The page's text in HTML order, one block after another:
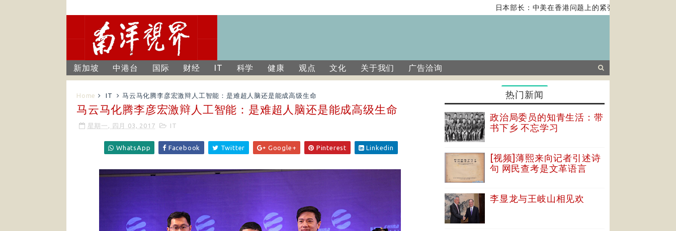
日本部长：中美在香港问题上的紧张关系对全球经济构成风险
新加坡 中港台 国际 财经 IT 科学 健康 观点 文化 关于我们 广告洽询
Home IT 马云马化腾李彦宏激辩人工智能：是难超人脑还是能成高级生命
马云马化腾李彦宏激辩人工智能：是难超人脑还是能成高级生命
星期一, 四月 03, 2017 IT
WhatsApp Facebook Twitter Google+ Pinterest Linkedin
热门新闻
政治局委员的知青生活：带
书下乡 不忘学习
[视频]薄熙来向记者引述诗
句 网民查考是文革语言
李显龙与王岐山相见欢